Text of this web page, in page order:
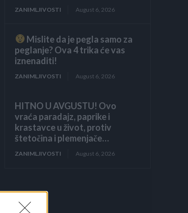
ZANIMLJIVOSTI August 6, 2026
Mislite da je pegla samo za
peglanje? Ova 4 trika će vas
iznenaditi!
ZANIMLJIVOSTI August 6, 2026
HITNO U AVGUSTU! Ovo
vraća paradajz, paprike i
krastavce u život, protiv
štetočina i plemenjače…
ZANIMLJIVOSTI August 6, 2026